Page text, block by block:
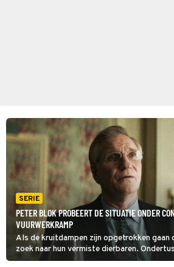
SERIE
PETER BLOK PROBEERT DE SITUATIE ONDER
VUURWERKRAMP
Als de kruitdampen zijn opgetrokken gaan
zoek naar hun vermiste dierbaren.
aflevering van De Vuurwerkramp de